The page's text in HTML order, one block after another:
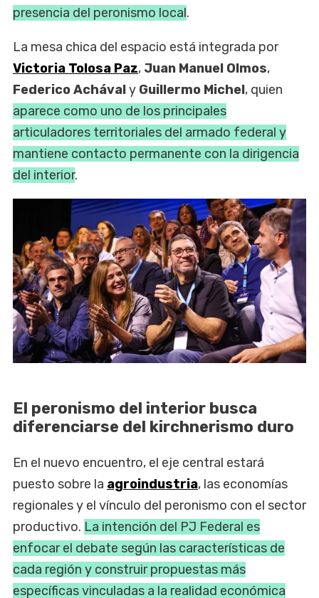
presencia del peronismo local.
La mesa chica del espacio está integrada por
Victoria Tolosa Paz, Juan Manuel Olmos,
Federico Achávaly Guillermo Michel, quien
aparece como uno de los principales
articuladores territoriales del armado federal y
mantiene contacto permanente con la dirigencia
del interior.
El peronismo del interior busca
diferenciarse del kirchnerismo duro
En el nuevo encuentro, el eje central estará
puesto sobre la agroindustria, las economías
regionales y el vínculo del peronismo con el sector
productivo. La intención del PJ Federal es
enfocar el debate según las características de
cada región y construir propuestas más
específicas vinculadas a la realidad económica